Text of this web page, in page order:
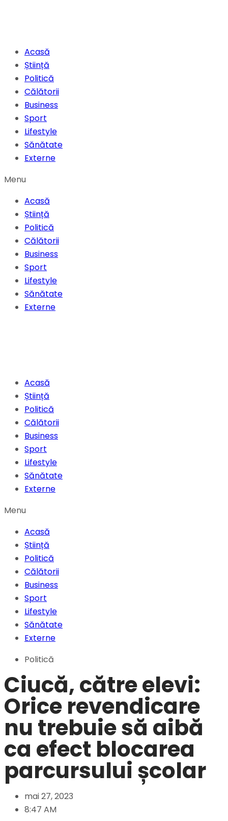
Acasă
Știință
Politică
Călătorii
Business
Sport
Lifestyle
Sănătate
Externe
Menu
Acasă
Știință
Politică
Călătorii
Business
Sport
Lifestyle
Sănătate
Externe
Acasă
Știință
Politică
Călătorii
Business
Sport
Lifestyle
Sănătate
Externe
Menu
Acasă
Știință
Politică
Călătorii
Business
Sport
Lifestyle
Sănătate
Externe
Politică
Ciucă, către elevi:
Orice revendicare
nu trebuie să aibă
ca efect blocarea
parcursului școlar
mai 27, 2023
8:47 AM